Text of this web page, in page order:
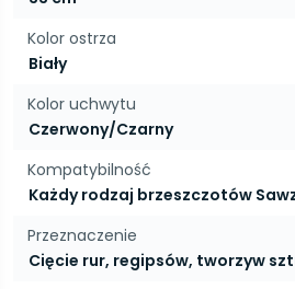
Kolor ostrza
Biały
Kolor uchwytu
Czerwony/Czarny
Kompatybilność
Każdy rodzaj brzeszczotów
Przeznaczenie
Cięcie rur, regipsów, tworzyw